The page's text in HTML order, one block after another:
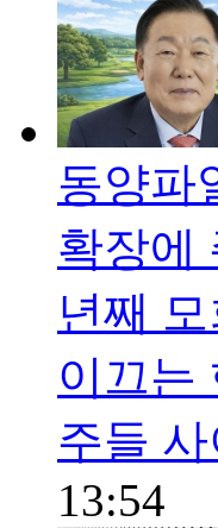
동양파
확장에
년째
이끄는
주들
13:54